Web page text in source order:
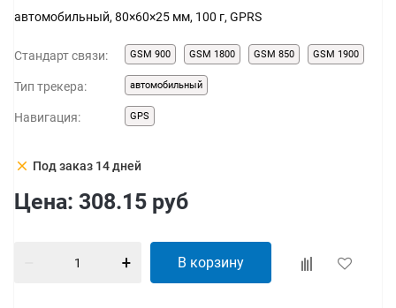
автомобильный, 80×60×25 мм, 100 г, GPRS
Стандарт связи: GSM 900 GSM 1800 GSM 850 GSM 1900
Тип трекера: автомобильный
Навигация: GPS
clear Под заказ 14 дней
Цена: 308.15 руб
В корзину